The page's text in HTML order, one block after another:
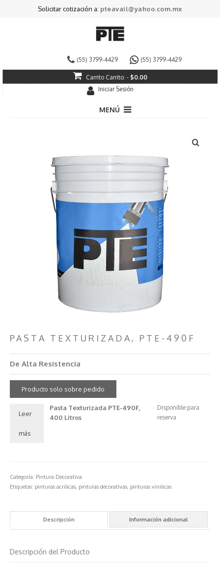
Solicitar cotización a: pteavail@yahoo.com.mx
(55) 3799-4429 (55) 3799-4429
Carrito Carrito: - $0.00
Iniciar Sesión
MENÚ
Especializados
Impermeabilizantes
PASTA TEXTURIZADA, PTE-490F
De Alta Resistencia
Producto solo sobre pedido
Leer
más
Pasta Texturizada PTE-490F,
400 Litros
Disponible para
reserva
Categoría: Pintura Decorativa
Etiquetas: pinturas acrilicas, pinturas decorativas, pinturas vinilicas
Descripción Información adicional
Descripción del Producto